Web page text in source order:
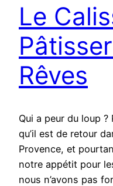
Le
Rêves
Qui a peur du loup
qu’il est de retour
Provence, et
notre appétit pour
nous n’avons pas